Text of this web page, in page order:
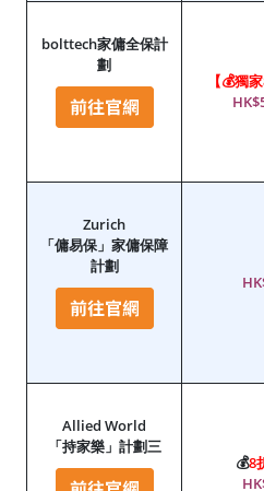
bolttech家傭全保計
劃
【💰獨
Zurich
「傭易保」家傭保障
計劃
Allied World
「持家樂」計劃三
💰8